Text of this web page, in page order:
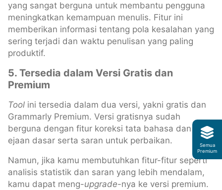
yang sangat berguna untuk membantu pengguna
meningkatkan kemampuan menulis. Fitur ini
memberikan informasi tentang pola kesalahan yang
sering terjadi dan waktu penulisan yang paling
produktif.
5. Tersedia dalam Versi Gratis dan
Premium
Tool ini tersedia dalam dua versi, yakni gratis dan
Grammarly Premium. Versi gratisnya sudah
berguna dengan fitur koreksi tata bahasa dan
ejaan dasar serta saran untuk perbaikan.
Namun, jika kamu membutuhkan fitur-fitur seperti
analisis statistik dan saran yang lebih mendalam,
kamu dapat meng-upgrade-nya ke versi premium.
Semua
Premium